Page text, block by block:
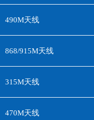
490M天线
868/915M天线
315M天线
470M天线